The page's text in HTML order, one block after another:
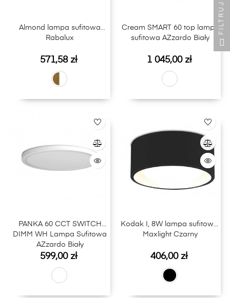
Almond lampa sufitowa
Rabalux
Cena
571,58 zł
Cream SMART 60 top lampa
sufitowa AZzardo Biały
Cena
1 045,00 zł
PANKA 60 CCT SWITCH
DIMM WH Lampa Sufitowa
AZzardo Biały
Cena
599,00 zł
Kodak I, 8W lampa sufitowa,
Maxlight Czarny
Cena
406,00 zł
FILTRUJ